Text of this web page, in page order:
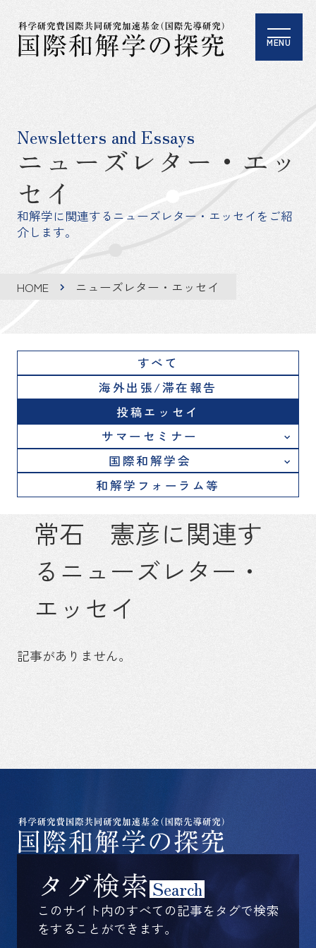
MENU
ニューズレター・エッ
セイ
Newsletters and Essays
和解学に関連するニューズレター・エッセイをご紹
介します。
HOME ニューズレター・エッセイ
すべて
海外出張/滞在報告
投稿エッセイ
サマーセミナー
国際和解学会
和解学フォーラム等
常石 憲彦に関連す
るニューズレター・
エッセイ
記事がありません。
タグ検索Search
このサイト内のすべての記事をタグで検索
をすることができます。